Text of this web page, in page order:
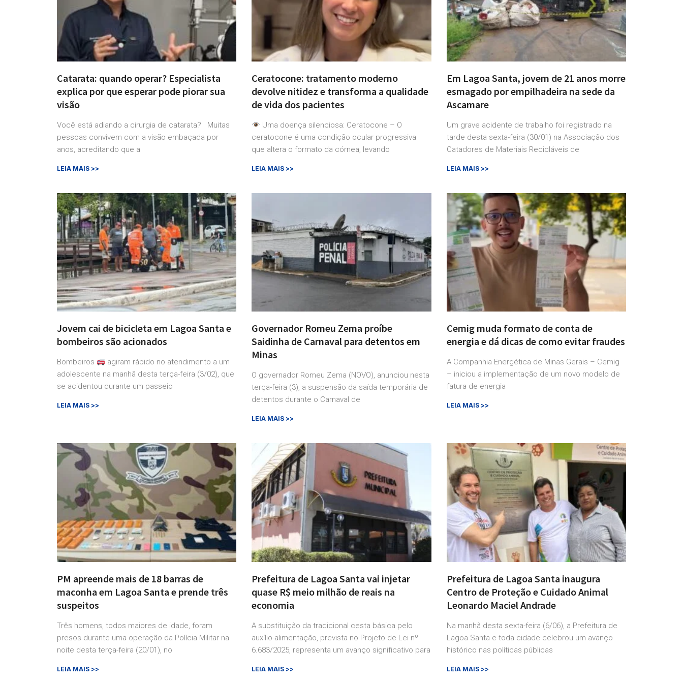
Catarata: quando operar? Especialista
explica por que esperar pode piorar sua
visão
Você está adiando a cirurgia de catarata? Muitas
pessoas convivem com a visão embaçada por
anos, acreditando que a
LEIA MAIS >>
Ceratocone: tratamento moderno
devolve nitidez e transforma a qualidade
de vida dos pacientes
Uma doença silenciosa: Ceratocone – O
ceratocone é uma condição ocular progressiva
que altera o formato da córnea, levando
LEIA MAIS >>
Em Lagoa Santa, jovem de 21 anos morre
esmagado por empilhadeira na sede da
Ascamare
Um grave acidente de trabalho foi registrado na
tarde desta sexta-feira (30/01) na Associação dos
Catadores de Materiais Recicláveis de
LEIA MAIS >>
Jovem cai de bicicleta em Lagoa Santa e
bombeiros são acionados
Bombeiros
agiram rápido no atendimento a um
adolescente na manhã desta terça-feira (3/02), que
se acidentou durante um passeio
LEIA MAIS >>
Governador Romeu Zema proíbe
Saidinha de Carnaval para detentos em
Minas
O governador Romeu Zema (NOVO), anunciou nesta
terça-feira (3), a suspensão da saída temporária de
detentos durante o Carnaval de
LEIA MAIS >>
Cemig muda formato de conta de
energia e dá dicas de como evitar fraudes
A Companhia Energética de Minas Gerais – Cemig
– iniciou a implementação de um novo modelo de
fatura de energia
LEIA MAIS >>
PM apreende mais de 18 barras de
maconha em Lagoa Santa e prende três
suspeitos
Três homens, todos maiores de idade, foram
presos durante uma operação da Polícia Militar na
noite desta terça-feira (20/01), no
LEIA MAIS >>
Prefeitura de Lagoa Santa vai injetar
quase R$ meio milhão de reais na
economia
A substituição da tradicional cesta básica pelo
auxílio-alimentação, prevista no Projeto de Lei nº
6.683/2025, representa um avanço significativo para
LEIA MAIS >>
Prefeitura de Lagoa Santa inaugura
Centro de Proteção e Cuidado Animal
Leonardo Maciel Andrade
Na manhã desta sexta-feira (6/06), a Prefeitura de
Lagoa Santa e toda cidade celebrou um avanço
histórico nas políticas públicas
LEIA MAIS >>